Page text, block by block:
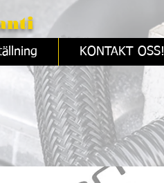
KONTAKT OSS!